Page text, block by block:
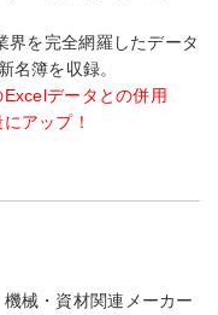
界を完全網羅したデータ
名簿を収録。
データとの併用
アップ！
械・資材関連メーカー